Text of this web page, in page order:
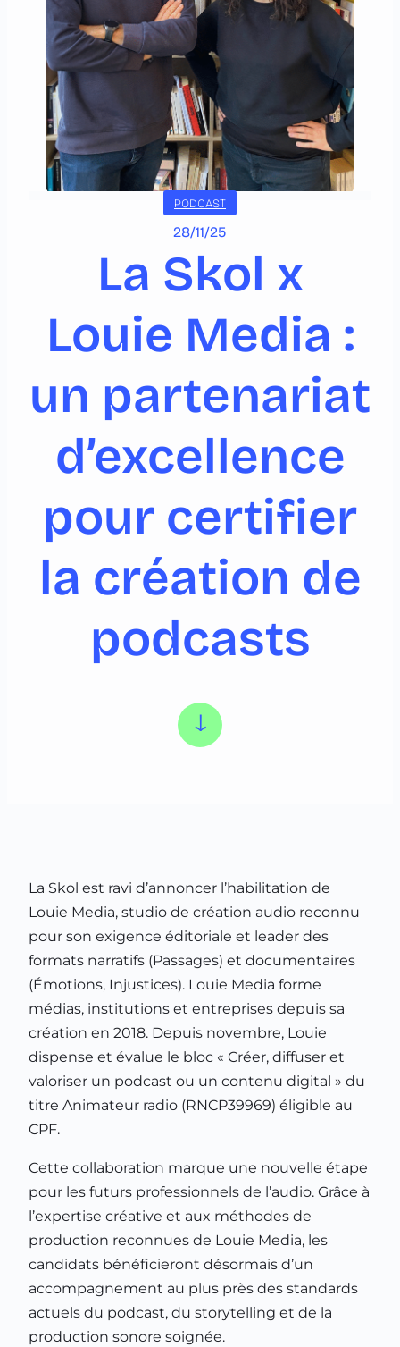
PODCAST
28/11/25
La Skol x
Louie Media :
un partenariat
d’excellence
pour certifier
la création de
podcasts
↓
La Skol est ravi d’annoncer l’habilitation de
Louie Media, studio de création audio reconnu
pour son exigence éditoriale et leader des
formats narratifs (Passages) et documentaires
(Émotions, Injustices). Louie Media forme
médias, institutions et entreprises depuis sa
création en 2018. Depuis novembre, Louie
dispense et évalue le bloc « Créer, diffuser et
valoriser un podcast ou un contenu digital » du
titre Animateur radio (RNCP39969) éligible au
CPF.
Cette collaboration marque une nouvelle étape
pour les futurs professionnels de l’audio. Grâce à
l’expertise créative et aux méthodes de
production reconnues de Louie Media, les
candidats bénéficieront désormais d’un
accompagnement au plus près des standards
actuels du podcast, du storytelling et de la
production sonore soignée.